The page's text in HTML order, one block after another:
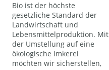
Bio ist der höchste
gesetzliche Standard der
Landwirtschaft und
Lebensmittelproduktion. Mit
der Umstellung auf eine
ökologische Imkerei
möchten wir sicherstellen,